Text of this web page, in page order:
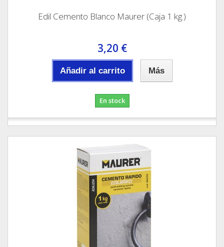
Edil Cemento Blanco Maurer (Caja 1 kg.)
3,20 €
Añadir al carrito Más
En stock